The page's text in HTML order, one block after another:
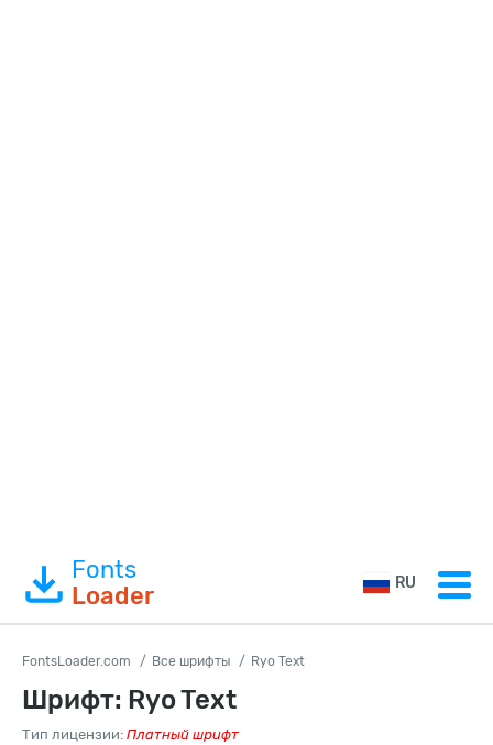
Fonts
Loader
RU
FontsLoader.com Все шрифты Ryo Text
Шрифт: Ryo Text
Тип лицензии: Платный шрифт